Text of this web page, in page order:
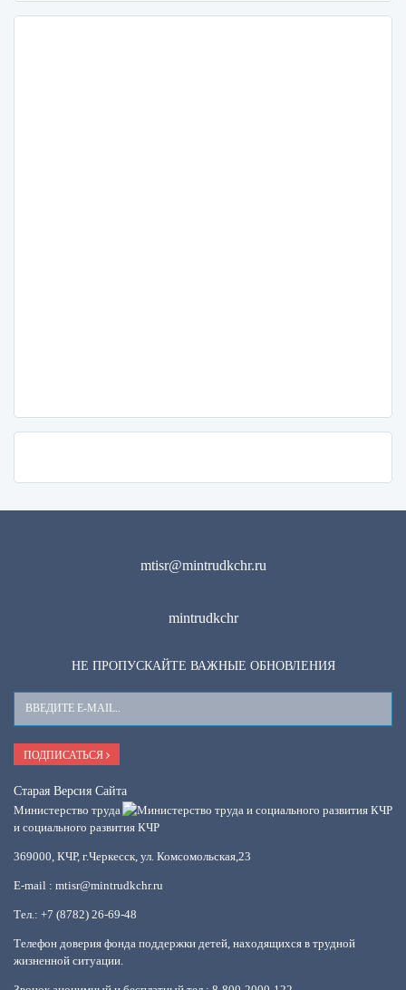
mtisr@mintrudkchr.ru
mintrudkchr
НЕ ПРОПУСКАЙТЕ ВАЖНЫЕ ОБНОВЛЕНИЯ
Ваш
E-
Mail
ПОДПИСАТЬСЯ
Старая Версия Сайта
Министерство труда
и социального развития КЧР
369000, КЧР, г.Черкесск, ул. Комсомольская,23
E-mail : mtisr@mintrudkchr.ru
Тел.: +7 (8782) 26-69-48
Телефон доверия фонда поддержки детей, находящихся в трудной
жизненной ситуации.